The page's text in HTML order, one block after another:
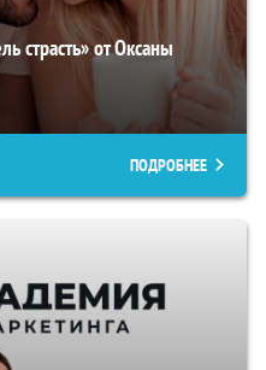
страсть» от Оксаны
ПОДРОБНЕЕ